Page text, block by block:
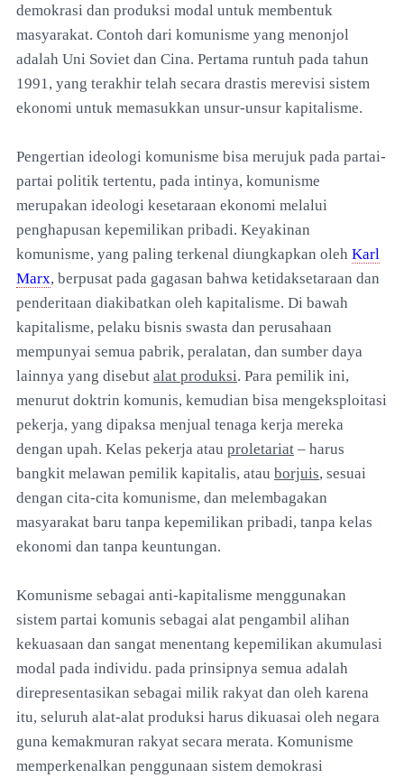
demokrasi dan produksi modal untuk membentuk
masyarakat. Contoh dari komunisme yang menonjol
adalah Uni Soviet dan Cina. Pertama runtuh pada tahun
1991, yang terakhir telah secara drastis merevisi sistem
ekonomi untuk memasukkan unsur-unsur kapitalisme.
Pengertian ideologi komunisme bisa merujuk pada partai-
partai politik tertentu, pada intinya, komunisme
merupakan ideologi kesetaraan ekonomi melalui
penghapusan kepemilikan pribadi. Keyakinan
komunisme, yang paling terkenal diungkapkan oleh Karl
Marx, berpusat pada gagasan bahwa ketidaksetaraan dan
penderitaan diakibatkan oleh kapitalisme. Di bawah
kapitalisme, pelaku bisnis swasta dan perusahaan
mempunyai semua pabrik, peralatan, dan sumber daya
lainnya yang disebut alat produksi. Para pemilik ini,
menurut doktrin komunis, kemudian bisa mengeksploitasi
pekerja, yang dipaksa menjual tenaga kerja mereka
dengan upah. Kelas pekerja atau proletariat – harus
bangkit melawan pemilik kapitalis, atau borjuis, sesuai
dengan cita-cita komunisme, dan melembagakan
masyarakat baru tanpa kepemilikan pribadi, tanpa kelas
ekonomi dan tanpa keuntungan.
Komunisme sebagai anti-kapitalisme menggunakan
sistem partai komunis sebagai alat pengambil alihan
kekuasaan dan sangat menentang kepemilikan akumulasi
modal pada individu. pada prinsipnya semua adalah
direpresentasikan sebagai milik rakyat dan oleh karena
itu, seluruh alat-alat produksi harus dikuasai oleh negara
guna kemakmuran rakyat secara merata. Komunisme
memperkenalkan penggunaan sistem demokrasi